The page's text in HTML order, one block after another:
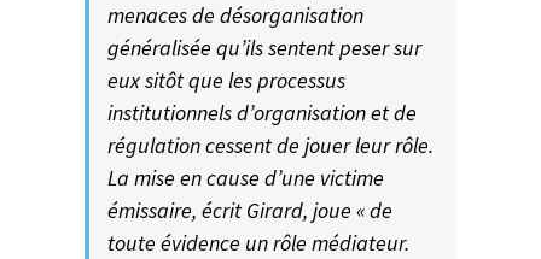
menaces de désorganisation
généralisée qu’ils sentent peser sur
eux sitôt que les processus
institutionnels d’organisation et de
régulation cessent de jouer leur rôle.
La mise en cause d’une victime
émissaire, écrit Girard, joue « de
toute évidence un rôle médiateur.